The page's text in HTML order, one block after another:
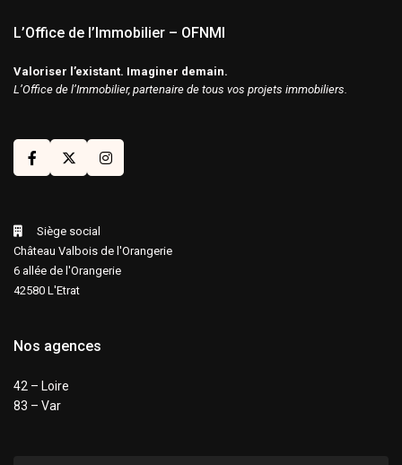
L’Office de l’Immobilier – OFNMI
Valoriser l’existant. Imaginer demain.
L’Office de l’Immobilier, partenaire de tous vos projets immobiliers.
Siège social
Château Valbois de l'Orangerie
6 allée de l'Orangerie
42580 L'Etrat
Nos agences
42 – Loire
83 – Var